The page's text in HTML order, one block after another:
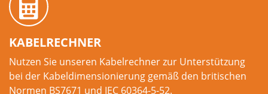
KABELRECHNER
Nutzen Sie unseren Kabelrechner zur Unterstützung
bei der Kabeldimensionierung gemäß den britischen
Normen BS7671 und IEC 60364-5-52.